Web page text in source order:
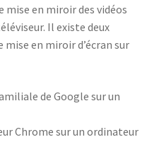
mise en miroir des vidéos
Il existe deux
en miroir d’écran sur
de Google sur un
Chrome sur un ordinateur